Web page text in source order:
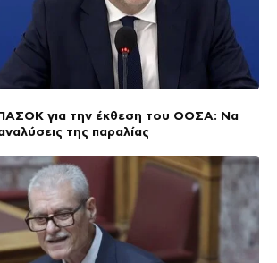
για την έκθεση του ΟΟΣΑ: Να
της παραλίας